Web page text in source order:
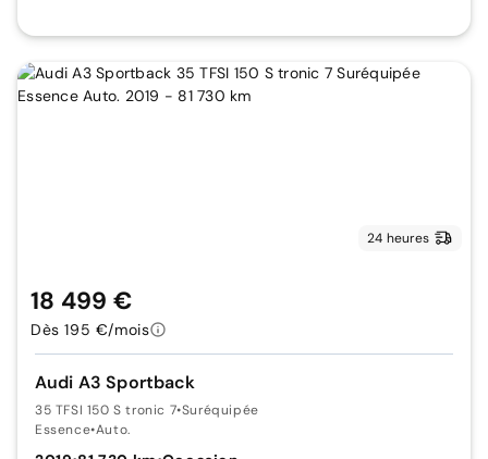
24 heures
Audi A3 Sportback
35 TFSI 150 S tronic 7•Suréquipée
Essence•Auto.
18 499 €
Dès 195 €/mois